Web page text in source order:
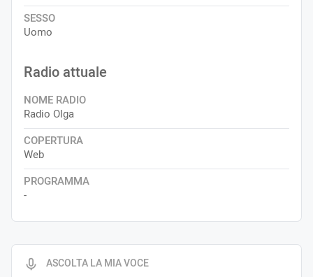
ASCOLTA LA MIA VOCE
SESSO
Uomo
Radio attuale
NOME RADIO
Radio Olga
COPERTURA
Web
PROGRAMMA
-